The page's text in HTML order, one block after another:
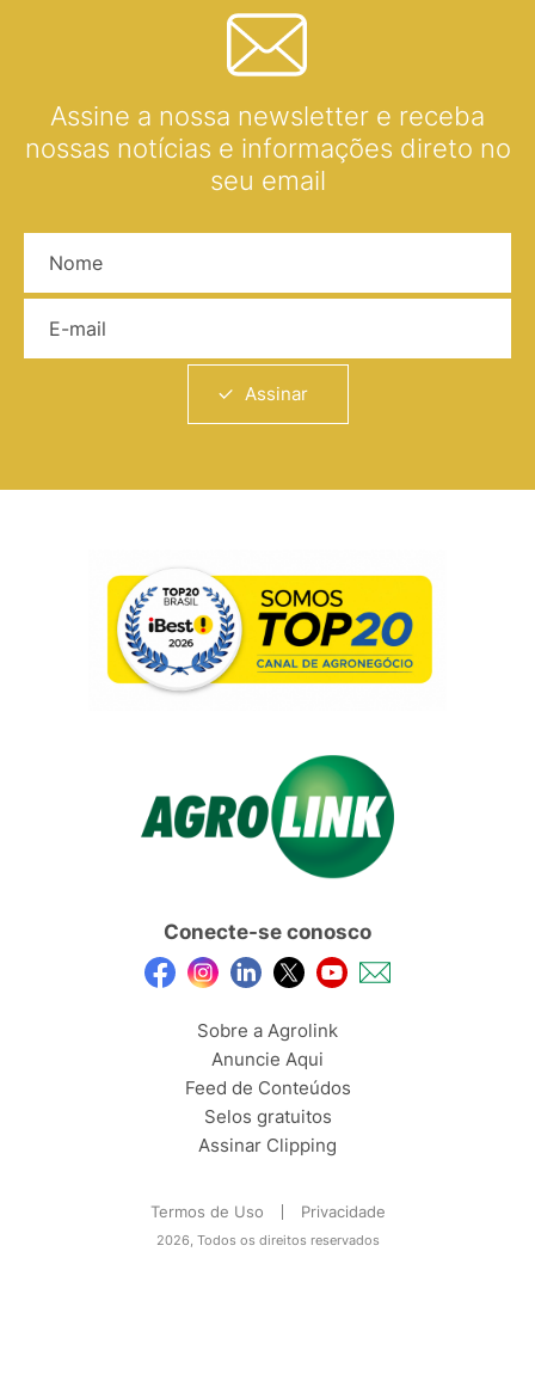
Assine a nossa newsletter e receba
nossas notícias e informações direto no
seu email
Assinar
Conecte-se conosco
Sobre a Agrolink
Anuncie Aqui
Feed de Conteúdos
Selos gratuitos
Assinar Clipping
Termos de Uso Privacidade
2026, Todos os direitos reservados